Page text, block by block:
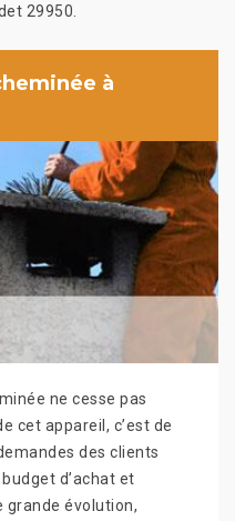
29950.
à
ne cesse pas
cet appareil, c’est de
des clients
d’achat et
grande évolution,